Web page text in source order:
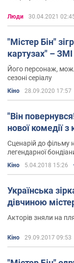
Люди 30.04.2021
"Містер Бін"
картузах" – ЗМІ
Його персонаж,
сезоні серіалу
Кіно 28.09.2020 17:57
"Він
нової комедії
Сценарій до
легендарної
Кіно 5.04.2018 15:26
Українська
дівчиною
Акторів зняли на
Кіно 29.09.2017 09:53